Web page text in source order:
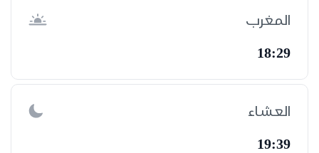
المغرب
18:29
العشاء
19:39